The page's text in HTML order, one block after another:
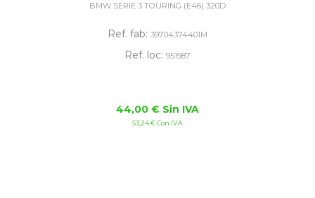
BMW SERIE 3 TOURING (E46) 320D
Ref. fab: 39704374401M
Ref. loc: 951987
44,00 € Sin IVA
53,24 € Con IVA